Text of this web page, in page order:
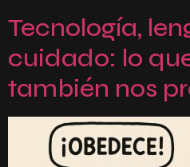
Tecnología,
cuidado: lo
también nos